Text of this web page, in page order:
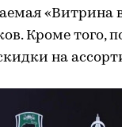
«Витрина
Кроме того,
на